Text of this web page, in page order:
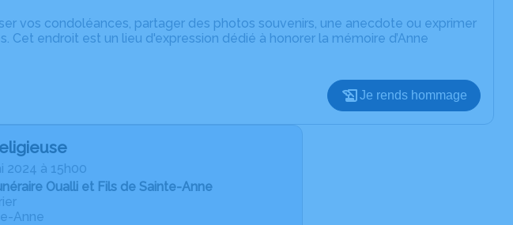
vos condoléances, partager des photos souvenirs, une anecdote ou exprimer
endroit est un lieu d'expression dédié à honorer la mémoire d’Anne
Je rends hommage
2024 à 15h00
Oualli et Fils de Sainte-Anne
Anne